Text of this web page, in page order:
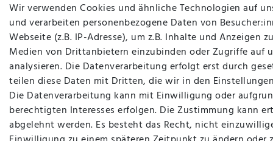
Wir verwenden Cookies und ähnliche Technologien auf
und verarbeiten personenbezogene Daten von
Webseite (z.B. IP-Adresse), um z.B. Inhalte und Anzeigen
Medien von Drittanbietern einzubinden oder Zugriffe auf
analysieren. Die Datenverarbeitung erfolgt erst durch
teilen diese Daten mit Dritten, die wir in den
Die Datenverarbeitung kann mit Einwilligung oder
berechtigten Interesses erfolgen. Die Zustimmung kann
abgelehnt werden. Es besteht das Recht, nicht